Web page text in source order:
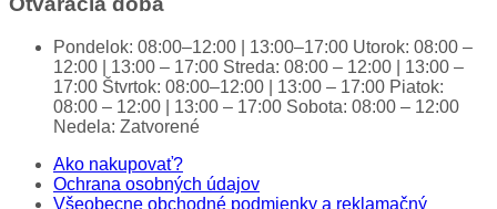
Pondelok: 08:00–12:00 | 13:00–17:00 Utorok: 08:00 –
12:00 | 13:00 – 17:00 Streda: 08:00 – 12:00 | 13:00 –
17:00 Štvrtok: 08:00–12:00 | 13:00 – 17:00 Piatok:
08:00 – 12:00 | 13:00 – 17:00 Sobota: 08:00 – 12:00
Nedela: Zatvorené
Ako nakupovať?
Ochrana osobných údajov
Všeobecne obchodné podmienky a reklamačný